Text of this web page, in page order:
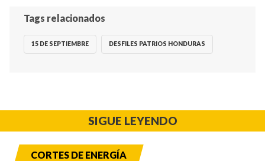
Tags relacionados
15 DE SEPTIEMBRE DESFILES PATRIOS HONDURAS
SIGUE LEYENDO
CORTES DE ENERGÍA